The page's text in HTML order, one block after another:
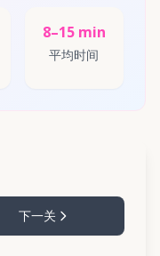
8–15 min
平均时间
下一关